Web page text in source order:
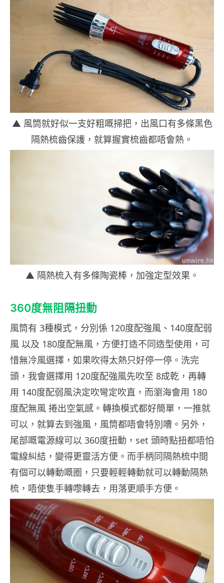
▲ 風筒就好似一支好粗嘅掃把，出風口有多條黑色
隔熱梳齒保護，就算握實梳齒都唔會熱。
▲ 隔熱梳入有多條陶瓷棒，加強定型效果。
360度無阻隔扭動
風筒有 3種模式，分別係 120度配強風、140度配弱
風 以及 180度配無風，方便打造不同造型使用，可
惜無冷風選擇，如果吹得太熱只好停一停。洗完
頭，我會選擇用 120度配強風先吹至 8成乾，再轉
用 140度配弱風決定吹彎定吹直，而瀏海會用 180
度配無風 捲出空氣感。轉換模式都好簡單，一推就
可以，就算去到強風，風筒都唔會特別嘈。另外，
尾部嘅電源線可以 360度扭動，set 頭時點扭都唔怕
電線糾結，變得更靈活方便。而手柄同隔熱梳中間
有個可以轉動嘅圈，只要輕輕轉動就可以轉動隔熱
梳，唔使隻手轉嚟轉去，用落更順手方便。